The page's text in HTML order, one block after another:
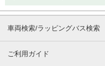
車両検索/ラッピングバス検索
ご利用ガイド